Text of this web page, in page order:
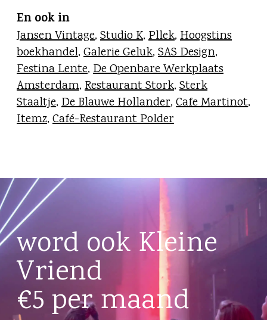
En ook in
Jansen Vintage, Studio K, Pllek, Hoogstins
boekhandel, Galerie Geluk, SAS Design,
Festina Lente, De Openbare Werkplaats
Amsterdam, Restaurant Stork, Sterk
Staaltje, De Blauwe Hollander, Cafe Martinot,
Itemz, Café-Restaurant Polder
word ook Kleine
Vriend
€5 per maand